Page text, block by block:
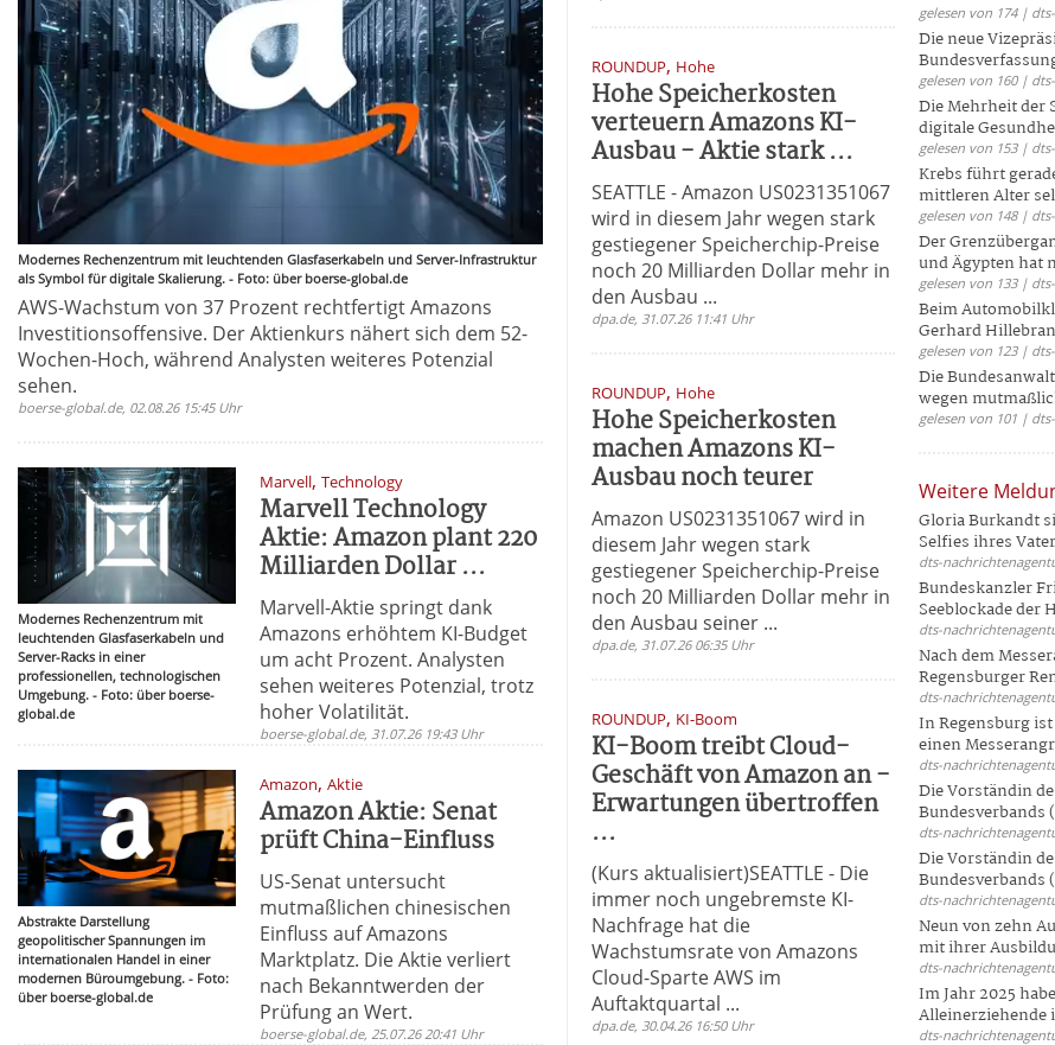
Modernes Rechenzentrum mit leuchtenden Glasfaserkabeln und Server-Infrastruktur
als Symbol für digitale Skalierung. - Foto: über boerse-global.de
AWS-Wachstum von 37 Prozent rechtfertigt Amazons
Investitionsoffensive. Der Aktienkurs nähert sich dem 52-
Wochen-Hoch, während Analysten weiteres Potenzial
sehen.
boerse-global.de, 02.08.26 15:45 Uhr
Modernes Rechenzentrum mit
leuchtenden Glasfaserkabeln und
Server-Racks in einer
professionellen, technologischen
Umgebung. - Foto: über boerse-
global.de
Marvell,Technology
Marvell Technology
Aktie: Amazon plant 220
Milliarden Dollar ...
Marvell-Aktie springt dank
Amazons erhöhtem KI-Budget
um acht Prozent. Analysten
sehen weiteres Potenzial, trotz
hoher Volatilität.
boerse-global.de, 31.07.26 19:43 Uhr
Abstrakte Darstellung
geopolitischer Spannungen im
internationalen Handel in einer
modernen Büroumgebung. - Foto:
über boerse-global.de
Amazon,Aktie
Amazon Aktie: Senat
prüft China-Einfluss
US-Senat untersucht
mutmaßlichen chinesischen
Einfluss auf Amazons
Marktplatz. Die Aktie verliert
nach Bekanntwerden der
Prüfung an Wert.
boerse-global.de, 25.07.26 20:41 Uhr
ROUNDUP, Hohe
Hohe Speicherkosten
verteuern Amazons KI-
Ausbau - Aktie stark ...
SEATTLE - Amazon US0231351067
wird in diesem Jahr wegen stark
gestiegener Speicherchip-Preise
noch 20 Milliarden Dollar mehr in
den Ausbau ...
dpa.de, 31.07.26 11:41 Uhr
ROUNDUP, Hohe
Hohe Speicherkosten
machen Amazons KI-
Ausbau noch teurer
Amazon US0231351067 wird in
diesem Jahr wegen stark
gestiegener Speicherchip-Preise
noch 20 Milliarden Dollar mehr in
den Ausbau seiner ...
dpa.de, 31.07.26 06:35 Uhr
ROUNDUP, KI-Boom
KI-Boom treibt Cloud-
Geschäft von Amazon an -
Erwartungen übertroffen
...
(Kurs aktualisiert)SEATTLE - Die
immer noch ungebremste KI-
Nachfrage hat die
Wachstumsrate von Amazons
Cloud-Sparte AWS im
Auftaktquartal ...
dpa.de, 30.04.26 16:50 Uhr
gelesen von 174 |
Die neue
gelesen von 160 |
Die Mehrheit der
digitale
gelesen von 153 |
Krebs führt
mittleren Alter
gelesen von 148 |
Der
und Ägypten hat
gelesen von 133 |
Beim
Gerhard
gelesen von 123 |
Die
wegen
gelesen von 101 |
Weitere
Gloria Burkandt
Selfies ihres
dts-
Bundeskanzler
Seeblockade der
dts-
Nach dem
Regensburger
dts-
In Regensburg
einen
dts-
Die Vorständin
Bundesverbands
dts-
Die Vorständin
Bundesverbands
dts-
Neun von zehn
mit ihrer
dts-
Im Jahr 2025
Alleinerziehende
dts-